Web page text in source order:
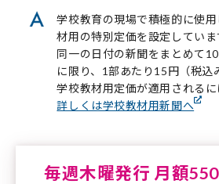
学校教育の現場で積極的に使
材用の特別定価を設定していま
同一の日付の新聞をまとめて
に限り、1部あたり15円（税込
学校教材用定価が適用されるに
詳しくは学校教材用新聞へ
毎週木曜発行 月額550